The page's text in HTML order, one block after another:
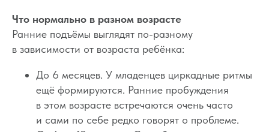
Что нормально в разном возрасте
Ранние подъёмы выглядят по-разному
в зависимости от возраста ребёнка:
До 6 месяцев. У младенцев циркадные ритмы
ещё формируются. Ранние пробуждения
в этом возрасте встречаются очень часто
и сами по себе редко говорят о проблеме.